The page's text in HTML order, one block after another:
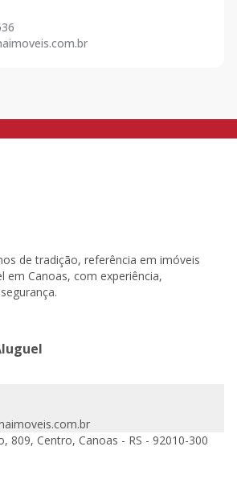
de tradição, referência em imóveis
em Canoas, com experiência,
809, Centro, Canoas - RS - 92010-300